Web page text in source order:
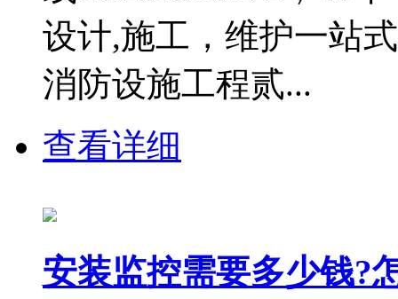
设计,施工，维护一站
消防设施工程贰...
查看详细
安装监控需要多少钱?